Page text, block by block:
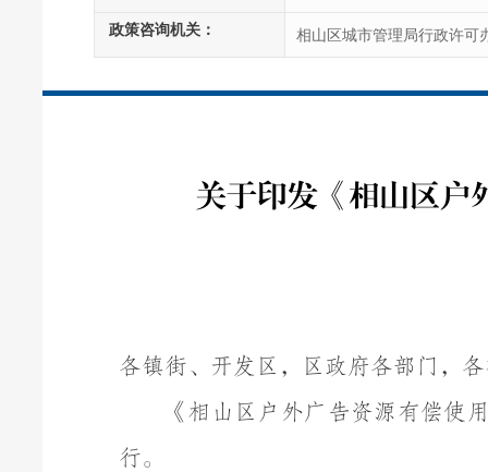
政策咨询机关： 相山区城市管理局行政许可
关于印发《相山区户
各镇街、 开发区，区政府各部门，
《 相山区户外广告资源有偿使
行。